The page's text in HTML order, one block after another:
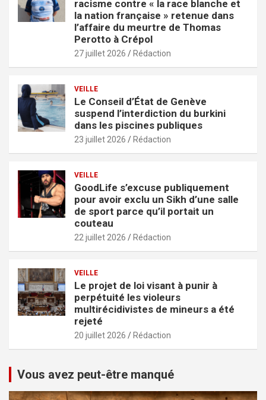
racisme contre « la race blanche et
la nation française » retenue dans
l’affaire du meurtre de Thomas
Perotto à Crépol
27 juillet 2026 Rédaction
VEILLE
Le Conseil d’État de Genève
suspend l’interdiction du burkini
dans les piscines publiques
23 juillet 2026 Rédaction
VEILLE
GoodLife s’excuse publiquement
pour avoir exclu un Sikh d’une salle
de sport parce qu’il portait un
couteau
22 juillet 2026 Rédaction
VEILLE
Le projet de loi visant à punir à
perpétuité les violeurs
multirécidivistes de mineurs a été
rejeté
20 juillet 2026 Rédaction
Vous avez peut-être manqué